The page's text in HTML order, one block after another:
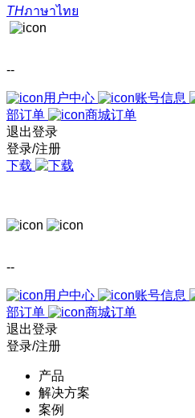
THภาษาไทย
--
用户中心 账号信息
部订单
商城订单
退出登录
登录/注册
下载
--
用户中心 账号信息
部订单
商城订单
退出登录
登录/注册
产品
解决方案
案例